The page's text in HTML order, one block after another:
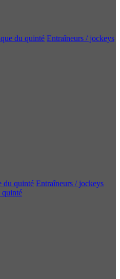
du quinté Entraîneurs / jockeys
du quinté Entraîneurs / jockeys
quinté